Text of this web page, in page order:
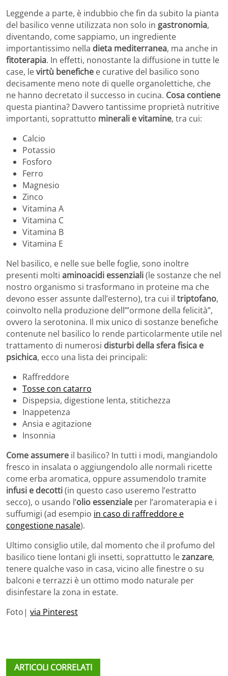
Leggende a parte, è indubbio che fin da subito la pianta
del basilico venne utilizzata non solo in gastronomia,
diventando, come sappiamo, un ingrediente
importantissimo nella dieta mediterranea, ma anche in
fitoterapia. In effetti, nonostante la diffusione in tutte le
case, levirtù benefiche e curative del basilico sono
decisamente meno note di quelle organolettiche, che
ne hanno decretato il successo in cucina. Cosa contiene
questa piantina? Davvero tantissime proprietà nutritive
importanti, soprattutto minerali e vitamine, tra cui:
Calcio
Potassio
Fosforo
Ferro
Magnesio
Zinco
Vitamina A
Vitamina C
Vitamina B
Vitamina E
Nel basilico, e nelle sue belle foglie, sono inoltre
presenti molti aminoacidi essenziali(le sostanze che nel
nostro organismo si trasformano in proteine ma che
devono esser assunte dall’esterno), tra cui il triptofano,
coinvolto nella produzione dell’”ormone della felicità”,
ovvero la serotonina. Il mix unico di sostanze benefiche
contenute nel basilico lo rende particolarmente utile nel
trattamento di numerosi disturbi della sfera fisica e
psichica, ecco una lista dei principali:
Raffreddore
Tosse con catarro
Dispepsia, digestione lenta, stitichezza
Inappetenza
Ansia e agitazione
Insonnia
Come assumere il basilico? In tutti i modi, mangiandolo
fresco in insalata o aggiungendolo alle normali ricette
come erba aromatica, oppure assumendolo tramite
infusi e decotti(in questo caso useremo l’estratto
secco), o usando l’olio essenziale per l’aromaterapia e i
suffumigi (ad esempio in caso di raffreddore e
congestione nasale).
Ultimo consiglio utile, dal momento che il profumo del
basilico tiene lontani gli insetti, soprattutto lezanzare,
tenere qualche vaso in casa, vicino alle finestre o su
balconi e terrazzi è un ottimo modo naturale per
disinfestare la zona in estate.
Foto| via Pinterest
ARTICOLI CORRELATI